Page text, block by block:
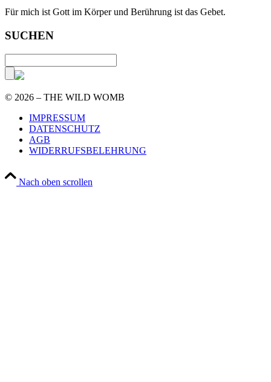
Für mich ist Gott im Körper und Berührung ist das Gebet.
SUCHEN
© 2026 – THE WILD WOMB
IMPRESSUM
DATENSCHUTZ
AGB
WIDERRUFSBELEHRUNG
Nach oben scrollen